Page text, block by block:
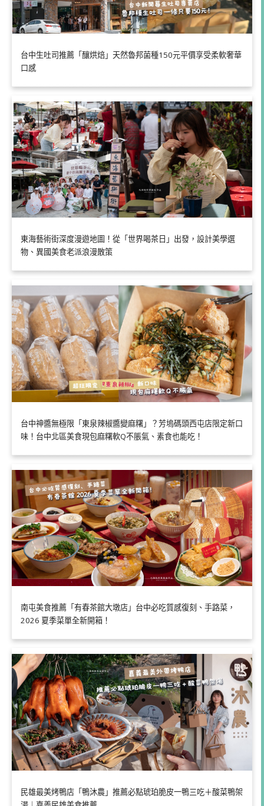
台中生吐司推薦「釀烘焙」天然魯邦菌種150元平價享受柔軟奢華
口感
東海藝術街深度漫遊地圖！從「世界喝茶日」出發，設計美學選
物、異國美食老派浪漫散策
台中神醬無極限「東泉辣椒醬變麻糬」？芳塢碼頭西屯店限定新口
味！台中北區美食現包麻糬軟Q不脹氣、素食也能吃！
南屯美食推薦「有春茶館大墩店」台中必吃質感復刻、手路菜，
2026 夏季菜單全新開箱！
民雄最美烤鴨店「鴨沐農」推薦必點琥珀脆皮一鴨三吃＋酸菜鴨架